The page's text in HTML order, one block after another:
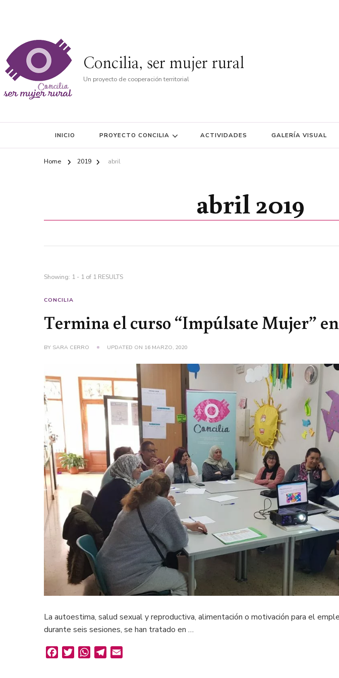
Concilia, ser mujer rural
Un proyecto de cooperación territorial
INICIO PROYECTO CONCILIA ACTIVIDADES GALERÍA VISUAL
Home 2019 abril
abril 2019
Showing: 1 - 1 of 1 RESULTS
CONCILIA
Termina el curso “Impúlsate Mujer”
BY SARA CERRO UPDATED ON 16 MARZO, 2020
La autoestima, salud sexual y reproductiva, alimentación o motivación para el
durante seis sesiones, se han tratado en …
FacebookTwitterWhatsAppTelegram